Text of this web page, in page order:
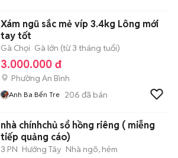
Xám ngũ sắc mẻ víp 3.4kg Lông mới
tay tốt
Gà Chọi Gà lớn (từ 3 tháng tuổi)
3.000.000 đ
Phường An Bình
Anh Ba Bến Tre 206 đã bán
nhà chínhchủ sổ hồng riêng ( miễng
tiếp quảng cáo)
3 PN Hướng Tây Nhà ngõ, hẻm